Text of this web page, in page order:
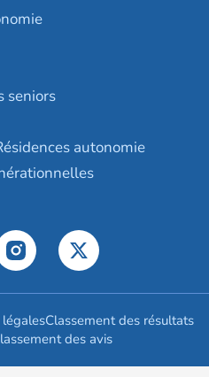
seniors
autonomie
Classement des résultats
des avis